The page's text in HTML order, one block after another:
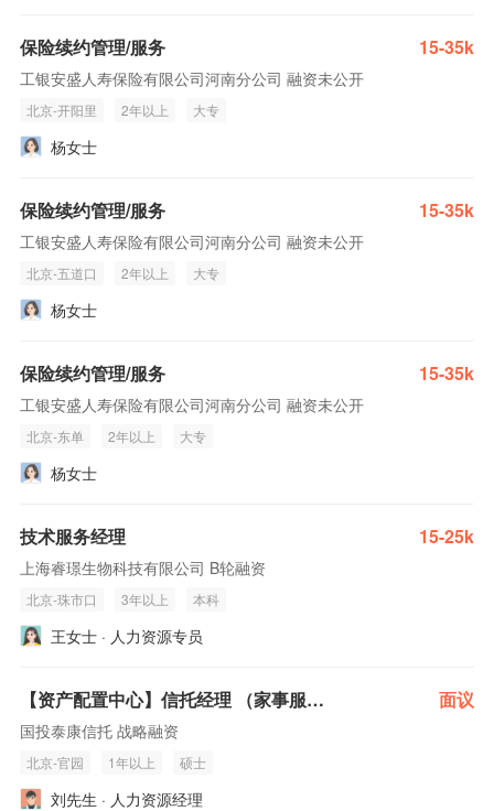
保险续约管理/服务 15-35k
工银安盛人寿保险有限公司河南分公司 融资未公开
北京-开阳里 2年以上 大专
杨女士
保险续约管理/服务 15-35k
工银安盛人寿保险有限公司河南分公司 融资未公开
北京-五道口 2年以上 大专
杨女士
保险续约管理/服务 15-35k
工银安盛人寿保险有限公司河南分公司 融资未公开
北京-东单 2年以上 大专
杨女士
技术服务经理 15-25k
上海睿璟生物科技有限公司 B轮融资
北京-珠市口 3年以上 本科
王女士 · 人力资源专员
【资产配置中心】信托经理 （家事服务） 面议
国投泰康信托 战略融资
北京-官园 1年以上 硕士
刘先生 · 人力资源经理